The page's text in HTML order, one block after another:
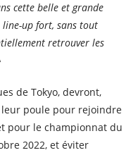
cette belle et grande
up fort, sans tout
retrouver les
»
de Tokyo, devront,
poule pour rejoindre
pour le championnat du
2022, et éviter